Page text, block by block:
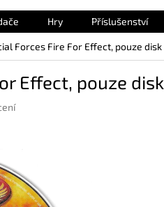
Hry Příslušenství
Forces Fire For Effect, pouze disk
Effect, pouze disk